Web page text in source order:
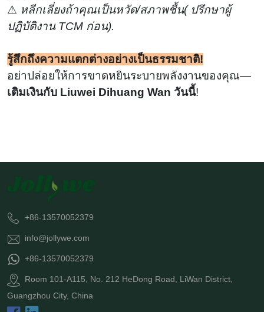
⚠ หลีกเลี่ยงถ้าคุณเป็นหวัด/สภาพชื้น( ปรึกษาผู้
ปฏิบัติงาน TCM ก่อน).
รู้สึกถึงความแตกต่างอย่างเป็นธรรมชาติ!
อย่าปล่อยให้การขาดหยินระบายพลังงานของคุณ—
เติมเงินกับ Liuwei Dihuang Wan วันนี้!
+86-13570052379
info@jollywe.com
+86-13570052379
Room 101-A115, No. 212 HeDong Road, LiWan District,
Guangzhou City, China